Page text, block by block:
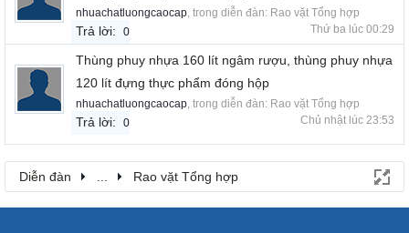
nhuachatluongcaocap , trong diễn đàn: Rao vặt Tổng hợp
Trả lời: 0 Thứ ba lúc 00:29
Thùng phuy nhựa 160 lít ngâm rượu, thùng phuy nhựa
120 lít đựng thực phẩm đóng hộp
nhuachatluongcaocap , trong diễn đàn: Rao vặt Tổng hợp
Trả lời: 0 Chủ nhật lúc 23:53
Diễn đàn Rao vặt Tổng hợp